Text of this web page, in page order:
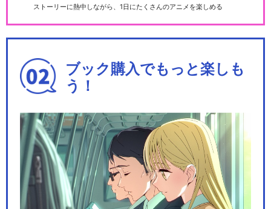
ストーリーに熱中しながら、1日にたくさんのアニメを楽しめる
ブック購入でもっと楽しも
う！